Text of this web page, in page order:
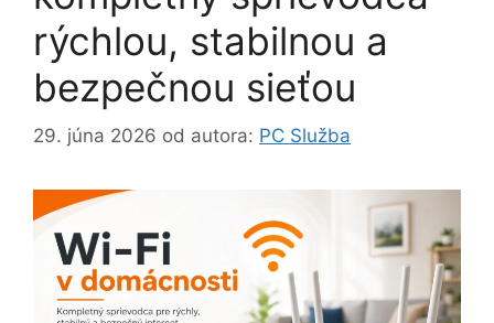
rýchlou, stabilnou a
bezpečnou sieťou
29. júna 2026 od autora: PC Služba